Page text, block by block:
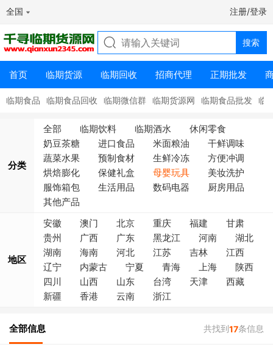
全国 注册/登录
首页 临期货源 临期回收 招商代理 正期批发
临期食品 临期食品回收 临期微信群 临期货源网 临期食品批发 临
分类
全部 临期饮料 临期酒水
休闲零食
奶豆茶糖
进口食品 米面粮油
干鲜调味
蔬菜水果
预制食材 生鲜冷冻
方便冲调
烘焙膨化
保健礼盒 母婴玩具
美妆洗护
服饰箱包
生活用品 数码电器
厨房用品
其他产品
地区
安徽 澳门 北京 重庆 福建
甘肃
贵州
广西 广东 黑龙江 河南
湖北
湖南
海南 河北 江苏 吉林
江西
辽宁
内蒙古 宁夏 青海 上海
陕西
四川
山西 山东 台湾 天津
西藏
新疆
香港 云南 浙江
全部信息 共找到17条信息